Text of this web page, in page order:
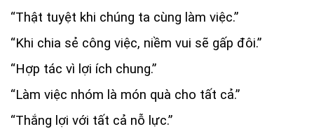
“Thật tuyệt khi chúng ta cùng làm việc.”
“Khi chia sẻ công việc, niềm vui sẽ gấp đôi.”
“Hợp tác vì lợi ích chung.”
“Làm việc nhóm là món quà cho tất cả.”
“Thắng lợi với tất cả nỗ lực.”